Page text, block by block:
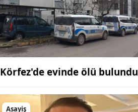
Bilecik
Bingöl
Bolu
Burdur
Körfez'de evinde ölü bulundu
Asayiş